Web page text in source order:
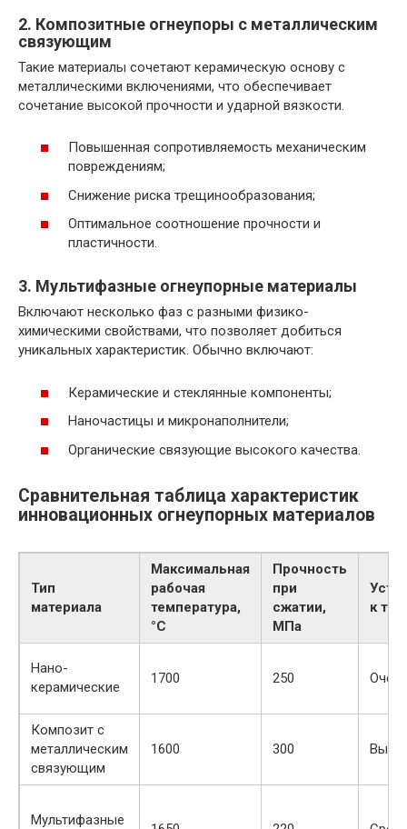
2. Композитные огнеупоры с металлическим
связующим
Такие материалы сочетают керамическую основу с
металлическими включениями, что обеспечивает
сочетание высокой прочности и ударной вязкости.
Повышенная сопротивляемость механическим
повреждениям;
Снижение риска трещинообразования;
Оптимальное соотношение прочности и
пластичности.
3. Мультифазные огнеупорные материалы
Включают несколько фаз с разными физико-
химическими свойствами, что позволяет добиться
уникальных характеристик. Обычно включают:
Керамические и стеклянные компоненты;
Наночастицы и микронаполнители;
Органические связующие высокого качества.
Сравнительная таблица характеристик
инновационных огнеупорных материалов
Тип
материала
Максимальная
рабочая
температура,
°C
Прочность
при
сжатии,
МПа
к
Нано-
керамические
1700 250
Композит с
металлическим
связующим
1600 300
Мультифазные